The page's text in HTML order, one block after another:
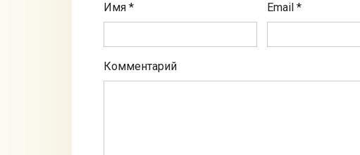
Имя * Email*
Комментарий